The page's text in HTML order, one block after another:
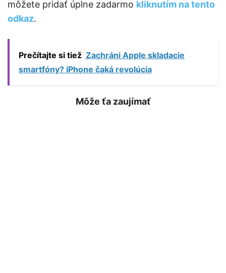
môžete pridať úplne zadarmo kliknutím na tento
odkaz.
Prečítajte si tiež Zachráni Apple skladacie
smartfóny? iPhone čaká revolúcia
Môže ťa zaujímať